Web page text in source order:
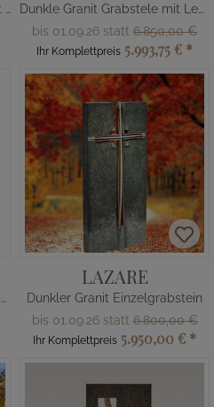
Christlicher Einzelgrabstein mit Kreuz
Dunkle Granit Grabstele mit Lebensbaum
bis 01.09.26 statt 6.850,00 €
Ihr Komplettpreis 5.993,75 € *
Dunkler Granit Einzelgrab Grabstein mit Bronze Tafel
LAZARE
Dunkler Granit Einzelgrabstein
bis 01.09.26 statt6.800,00 €
Ihr Komplettpreis 5.950,00 € *